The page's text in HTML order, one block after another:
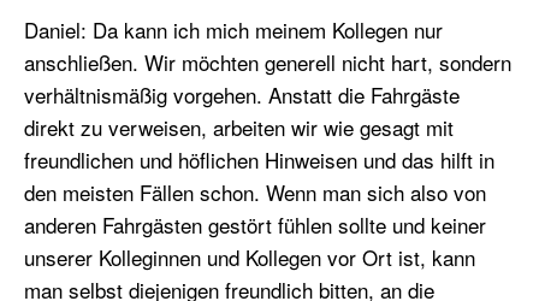
Daniel: Da kann ich mich meinem Kollegen nur
anschließen. Wir möchten generell nicht hart, sondern
verhältnismäßig vorgehen. Anstatt die Fahrgäste
direkt zu verweisen, arbeiten wir wie gesagt mit
freundlichen und höflichen Hinweisen und das hilft in
den meisten Fällen schon. Wenn man sich also von
anderen Fahrgästen gestört fühlen sollte und keiner
unserer Kolleginnen und Kollegen vor Ort ist, kann
man selbst diejenigen freundlich bitten, an die